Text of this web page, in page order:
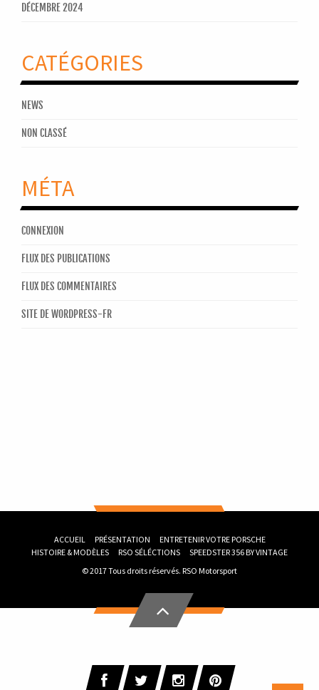
DÉCEMBRE 2024
CATÉGORIES
NEWS
NON CLASSÉ
MÉTA
CONNEXION
FLUX DES PUBLICATIONS
FLUX DES COMMENTAIRES
SITE DE WORDPRESS-FR
ACCUEIL PRÉSENTATION
ENTRETENIR VOTRE PORSCHE
HISTOIRE & MODÈLES
RSO SÉLÉCTIONS
SPEEDSTER 356 BY VINTAGE
© 2017 Tous droits réservés. RSO Motorsport